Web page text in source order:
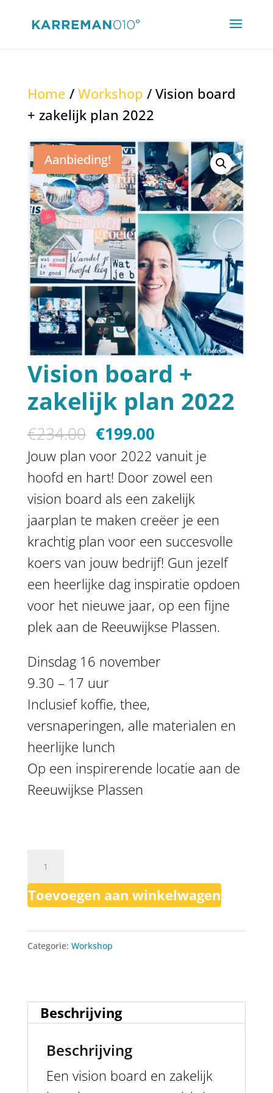
Home / Workshop / Vision board
+ zakelijk plan 2022
Aanbieding!
Vision board +
zakelijk plan 2022
€234.00 Oorspronkelijke
prijs
was:
€234.00.
€199.00Huidige
prijs
is:
€199.00.
Jouw plan voor 2022 vanuit je
hoofd en hart! Door zowel een
vision board als een zakelijk
jaarplan te maken creëer je een
krachtig plan voor een succesvolle
koers van jouw bedrijf! Gun jezelf
een heerlijke dag inspiratie opdoen
voor het nieuwe jaar, op een fijne
plek aan de Reeuwijkse Plassen.
Dinsdag 16 november
9.30 – 17 uur
Inclusief koffie, thee,
versnaperingen, alle materialen en
heerlijke lunch
Op een inspirerende locatie aan de
Reeuwijkse Plassen
Vision
board
+
plan
Toevoegen aan winkelwagen
Categorie: Workshop
Beschrijving
Beschrijving
Een vision board en zakelijk